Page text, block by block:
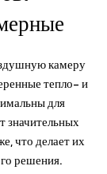
камеру
тепло- и
для
значительных
что делает их
решения.